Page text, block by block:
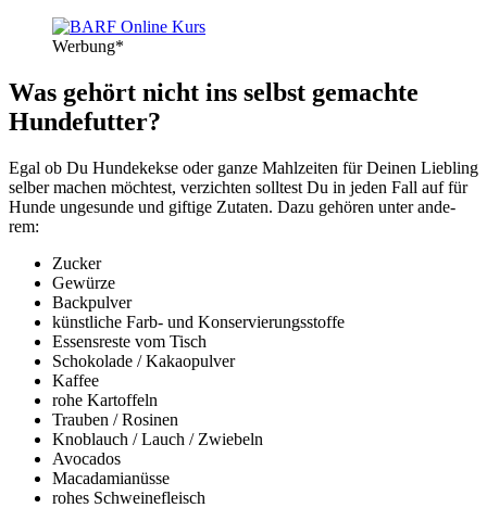
Wer­bung*
Was gehört nicht ins selbst gemach­te
Hun­de­fut­ter?
Egal ob Du Hun­de­kek­se oder gan­ze Mahl­zei­ten für Dei­nen Lieb­ling
sel­ber machen möch­test, ver­zich­ten soll­test Du in jeden Fall auf für
Hun­de unge­sun­de und gif­ti­ge Zuta­ten. Dazu gehö­ren unter ande­
rem:
Zucker
Gewür­ze
Back­pul­ver
künst­li­che Farb- und Kon­ser­vie­rungs­stof­fe
Essens­res­te vom Tisch
Scho­ko­la­de / Kakao­pul­ver
Kaf­fee
rohe Kar­tof­feln
Trau­ben / Rosi­nen
Knob­lauch / Lauch / Zwie­beln
Avo­ca­dos
Maca­da­mi­a­nüs­se
rohes Schwei­ne­fleisch